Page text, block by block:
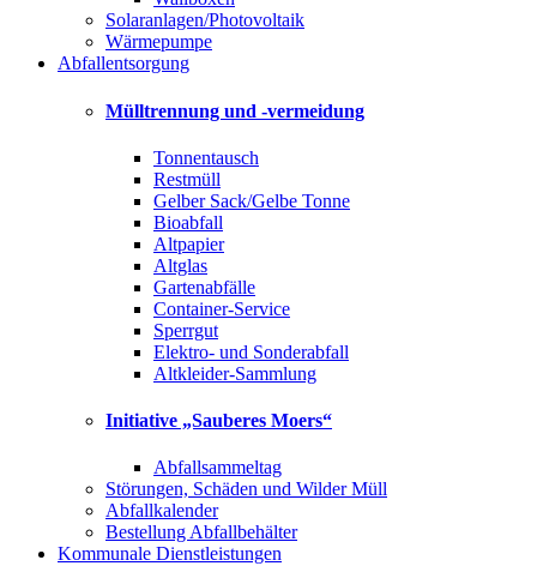
Solaranlagen/Photovoltaik
Wärmepumpe
Abfallentsorgung
Mülltrennung und -vermeidung
Tonnentausch
Restmüll
Gelber Sack/Gelbe Tonne
Bioabfall
Altpapier
Altglas
Gartenabfälle
Container-Service
Sperrgut
Elektro- und Sonderabfall
Altkleider-Sammlung
Initiative „Sauberes Moers“
Abfallsammeltag
Störungen, Schäden und Wilder Müll
Abfallkalender
Bestellung Abfallbehälter
Kommunale Dienstleistungen